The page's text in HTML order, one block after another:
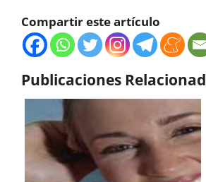
Compartir este artículo
Publicaciones